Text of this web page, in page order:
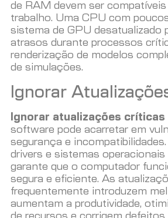
de RAM devem ser
trabalho. Uma CPU com
sistema de GPU desatualizado
atrasos durante processos
renderização de modelos
de simulações.
Ignorar
Ignorar atualizações críticas
software pode acarretar em
segurança e
drivers e sistemas operacionais
garante que o computador
segura e eficiente. As
frequentemente introduzem
aumentam a produtividade,